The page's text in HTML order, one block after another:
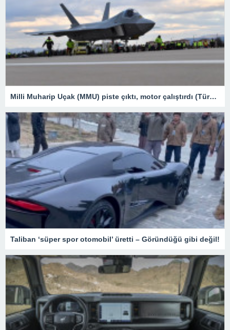
Milli Muharip Uçak (MMU) piste çıktı, motor çalıştırdı (Türkiye’nin yeni nesil yerli silahları) – Son Dakika Teknoloji Haberleri
Taliban ‘süper spor otomobil’ üretti – Göründüğü gibi değil!